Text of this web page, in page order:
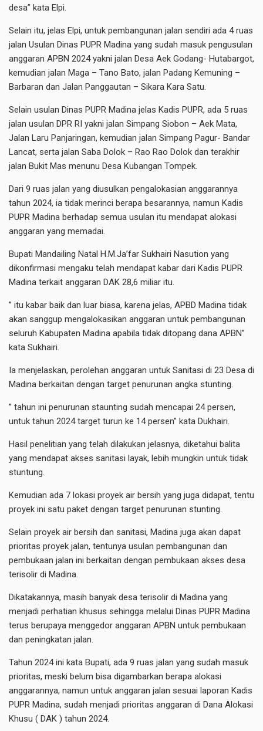
desa” kata Elpi.
Selain itu, jelas Elpi, untuk pembangunan jalan sendiri ada 4 ruas
jalan Usulan Dinas PUPR Madina yang sudah masuk pengusulan
anggaran APBN 2024 yakni jalan Desa Aek Godang- Hutabargot,
kemudian jalan Maga – Tano Bato, jalan Padang Kemuning –
Barbaran dan Jalan Panggautan – Sikara Kara Satu.
Selain usulan Dinas PUPR Madina jelas Kadis PUPR, ada 5 ruas
jalan usulan DPR RI yakni jalan Simpang Siobon – Aek Mata,
Jalan Laru Panjaringan, kemudian jalan Simpang Pagur- Bandar
Lancat, serta jalan Saba Dolok – Rao Rao Dolok dan terakhir
jalan Bukit Mas menunu Desa Kubangan Tompek.
Dari 9 ruas jalan yang diusulkan pengalokasian anggarannya
tahun 2024, ia tidak merinci berapa besarannya, namun Kadis
PUPR Madina berhadap semua usulan itu mendapat alokasi
anggaran yang memadai.
Bupati Mandailing Natal H.M.Ja’far Sukhairi Nasution yang
dikonfirmasi mengaku telah mendapat kabar dari Kadis PUPR
Madina terkait anggaran DAK 28,6 miliar itu.
” itu kabar baik dan luar biasa, karena jelas, APBD Madina tidak
akan sanggup mengalokasikan anggaran untuk pembangunan
seluruh Kabupaten Madina apabila tidak ditopang dana APBN”
kata Sukhairi.
Ia menjelaskan, perolehan anggaran untuk Sanitasi di 23 Desa di
Madina berkaitan dengan target penurunan angka stunting.
” tahun ini penurunan staunting sudah mencapai 24 persen,
untuk tahun 2024 target turun ke 14 persen” kata Dukhairi.
Hasil penelitian yang telah dilakukan jelasnya, diketahui balita
yang mendapat akses sanitasi layak, lebih mungkin untuk tidak
stuntung.
Kemudian ada 7 lokasi proyek air bersih yang juga didapat, tentu
proyek ini satu paket dengan target penurunan stunting.
Selain proyek air bersih dan sanitasi, Madina juga akan dapat
prioritas proyek jalan, tentunya usulan pembangunan dan
pembukaan jalan ini berkaitan dengan pembukaan akses desa
terisolir di Madina.
Dikatakannya, masih banyak desa terisolir di Madina yang
menjadi perhatian khusus sehingga melalui Dinas PUPR Madina
terus berupaya menggedor anggaran APBN untuk pembukaan
dan peningkatan jalan.
Tahun 2024 ini kata Bupati, ada 9 ruas jalan yang sudah masuk
prioritas, meski belum bisa digambarkan berapa alokasi
anggarannya, namun untuk anggaran jalan sesuai laporan Kadis
PUPR Madina, sudah menjadi prioritas anggaran di Dana Alokasi
Khusu ( DAK ) tahun 2024.